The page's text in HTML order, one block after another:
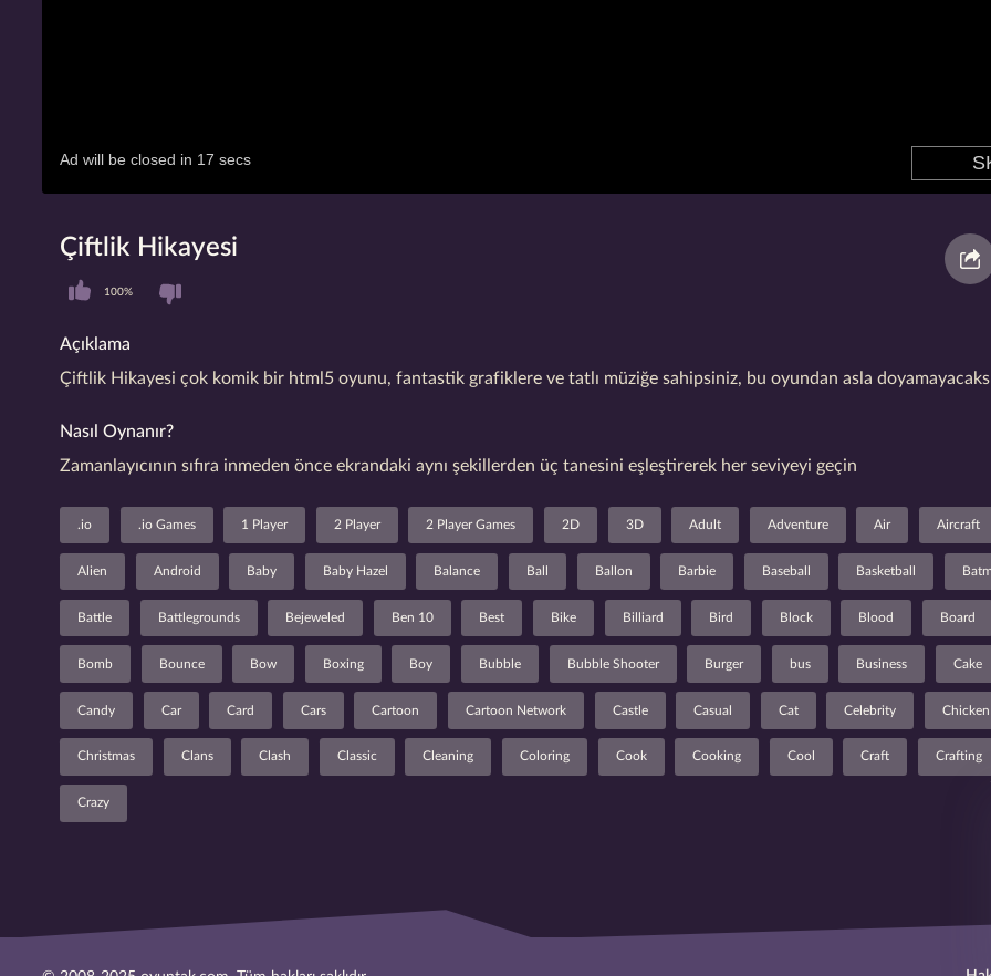
Çiftlik Hikayesi
100%
Açıklama
Çiftlik Hikayesi çok komik bir html5 oyunu, fantastik grafiklere ve tatlı müziğe sahipsiniz, bu oyundan asla
Nasıl Oynanır?
Zamanlayıcının sıfıra inmeden önce ekrandaki aynı şekillerden üç tanesini eşleştirerek her seviyeyi geçin
.io .io Games 1 Player 2 Player 2 Player Games 2D 3D Adult Adventure Air Aircraft
Alien Android Baby Baby Hazel Balance Ball Ballon Barbie Baseball Basketball
Battle Battlegrounds Bejeweled Ben 10 Best Bike Billiard Bird Block Blood Board
Bomb Bounce Bow Boxing Boy Bubble Bubble Shooter Burger bus Business Cake
Candy Car Card Cars Cartoon Cartoon Network Castle Casual Cat Celebrity Chicken
Christmas Clans Clash Classic Cleaning Coloring Cook Cooking Cool Craft Crafting
Crazy